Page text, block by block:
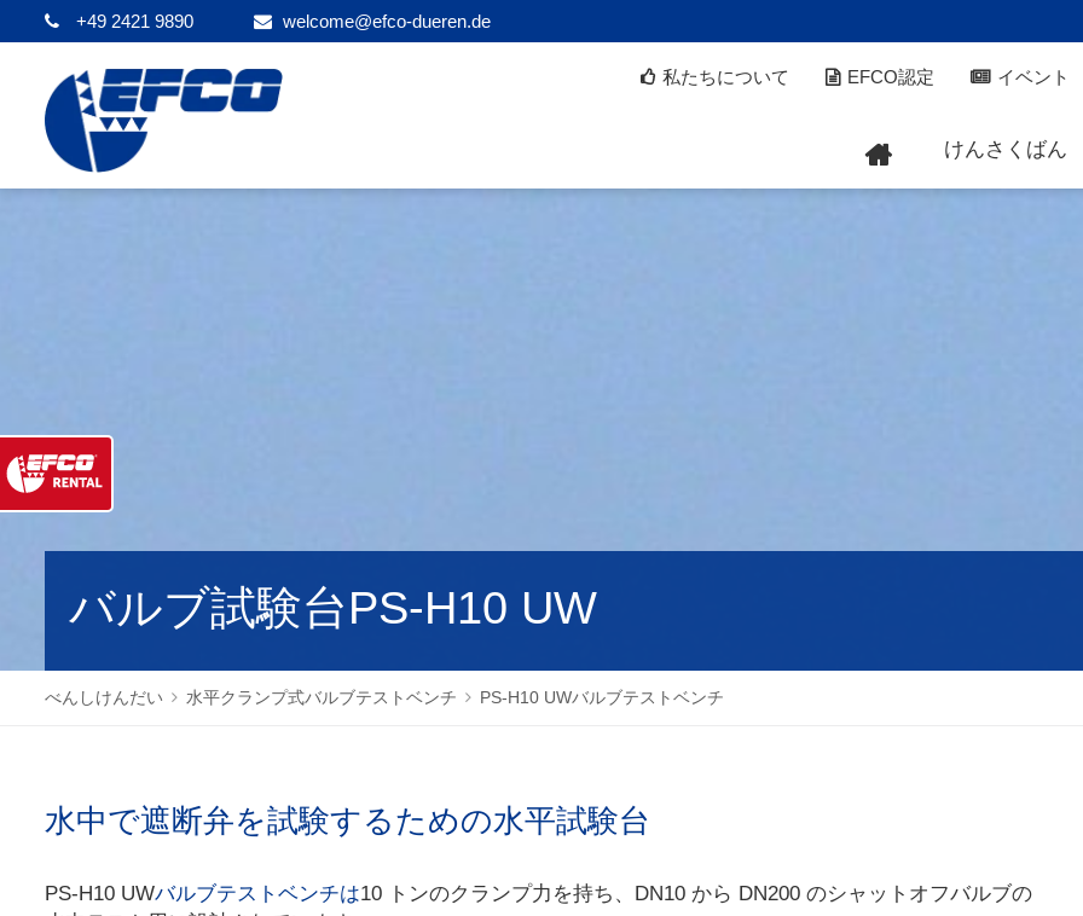
+49 2421 9890 welcome@efco-dueren.de
私たちについて EFCO認定 イベント
けんさくばん
バルブ試験台PS-H10 UW
べんしけんだい 水平クランプ式バルブテストベンチ PS-H10 UWバルブテストベンチ
水中で遮断弁を試験するための水平試験台
PS-H10 UWバルブテストベンチは10 トンのクランプ力を持ち、DN10 から DN200 のシャットオフバルブの